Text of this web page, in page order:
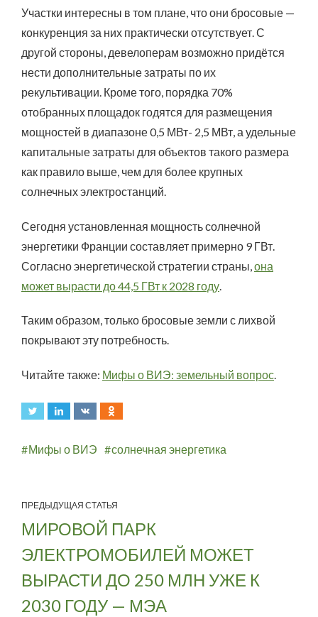
Участки интересны в том плане, что они бросовые —
конкуренция за них практически отсутствует. С
другой стороны, девелоперам возможно придётся
нести дополнительные затраты по их
рекультивации. Кроме того, порядка 70%
отобранных площадок годятся для размещения
мощностей в диапазоне 0,5 МВт- 2,5 МВт, а удельные
капитальные затраты для объектов такого размера
как правило выше, чем для более крупных
солнечных электростанций.
Сегодня установленная мощность солнечной
энергетики Франции составляет примерно 9 ГВт.
Согласно энергетической стратегии страны, она
может вырасти до 44,5 ГВт к 2028 году
Таким образом, только бросовые земли с лихвой
покрывают эту потребность.
Читайте также: Мифы о ВИЭ: земельный вопрос.
Мифы о ВИЭ солнечная энергетика
ПРЕДЫДУЩАЯ СТАТЬЯ
МИРОВОЙ ПАРК
ЭЛЕКТРОМОБИЛЕЙ МОЖЕТ
ВЫРАСТИ ДО 250 МЛН УЖЕ К
2030 ГОДУ — МЭА